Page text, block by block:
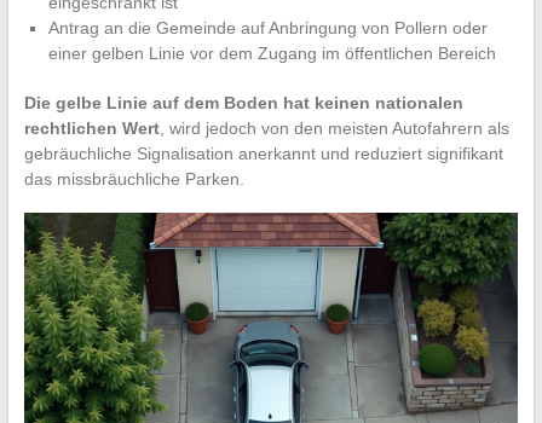
Antrag an die Gemeinde auf Anbringung von Pollern oder
einer gelben Linie vor dem Zugang im öffentlichen Bereich
Die gelbe Linie auf dem Boden hat keinen nationalen
rechtlichen Wert, wird jedoch von den meisten Autofahrern als
gebräuchliche Signalisation anerkannt und reduziert signifikant
das missbräuchliche Parken.